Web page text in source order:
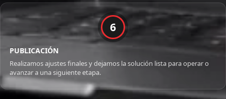
6
PUBLICACIÓN
Realizamos ajustes finales y dejamos la solución lista para operar o
avanzar a una siguiente etapa.